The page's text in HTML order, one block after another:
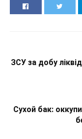
ЗСУ за добу
Сухой бак: